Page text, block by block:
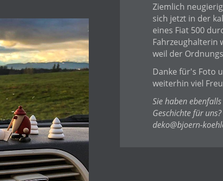
Ziemlich
sich jetzt in der
eines Fiat 500
Fahrzeughalterin
weil der
Danke für's Foto
weiterhin viel
Sie haben
Geschichte für
deko@bjoern-